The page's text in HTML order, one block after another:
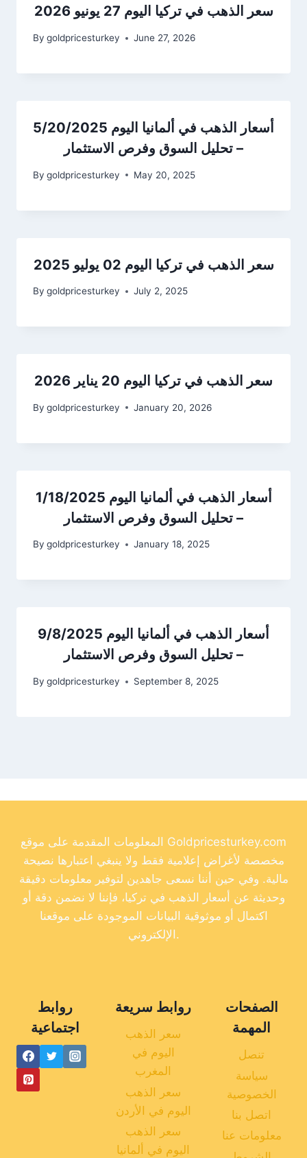
سعر الذهب في تركيا اليوم 27 يونيو 2026
By goldpricesturkey June 27, 2026
أسعار الذهب في ألمانيا اليوم 5/20/2025
– تحليل السوق وفرص الاستثمار
By goldpricesturkey May 20, 2025
سعر الذهب في تركيا اليوم 02 يوليو 2025
By goldpricesturkey July 2, 2025
سعر الذهب في تركيا اليوم 20 يناير 2026
By goldpricesturkey January 20, 2026
أسعار الذهب في ألمانيا اليوم 1/18/2025
– تحليل السوق وفرص الاستثمار
By goldpricesturkey January 18, 2025
أسعار الذهب في ألمانيا اليوم 9/8/2025
– تحليل السوق وفرص الاستثمار
By goldpricesturkey September 8, 2025
المعلومات المقدمة على موقع Goldpricesturkey.com
مخصصة لأغراض إعلامية فقط ولا ينبغي اعتبارها نصيحة
مالية. وفي حين أننا نسعى جاهدين لتوفير معلومات دقيقة
وحديثة عن أسعار الذهب في تركيا، فإننا لا نضمن دقة أو
اكتمال أو موثوقية البيانات الموجودة على موقعنا
الإلكتروني.
روابط
اجتماعية
روابط سريعة
سعر الذهب
اليوم في
المغرب
سعر الذهب
اليوم في الأردن
سعر الذهب
اليوم في ألمانيا
الصفحات
المهمة
تنصل
سياسة
الخصوصية
اتصل بنا
معلومات عنا